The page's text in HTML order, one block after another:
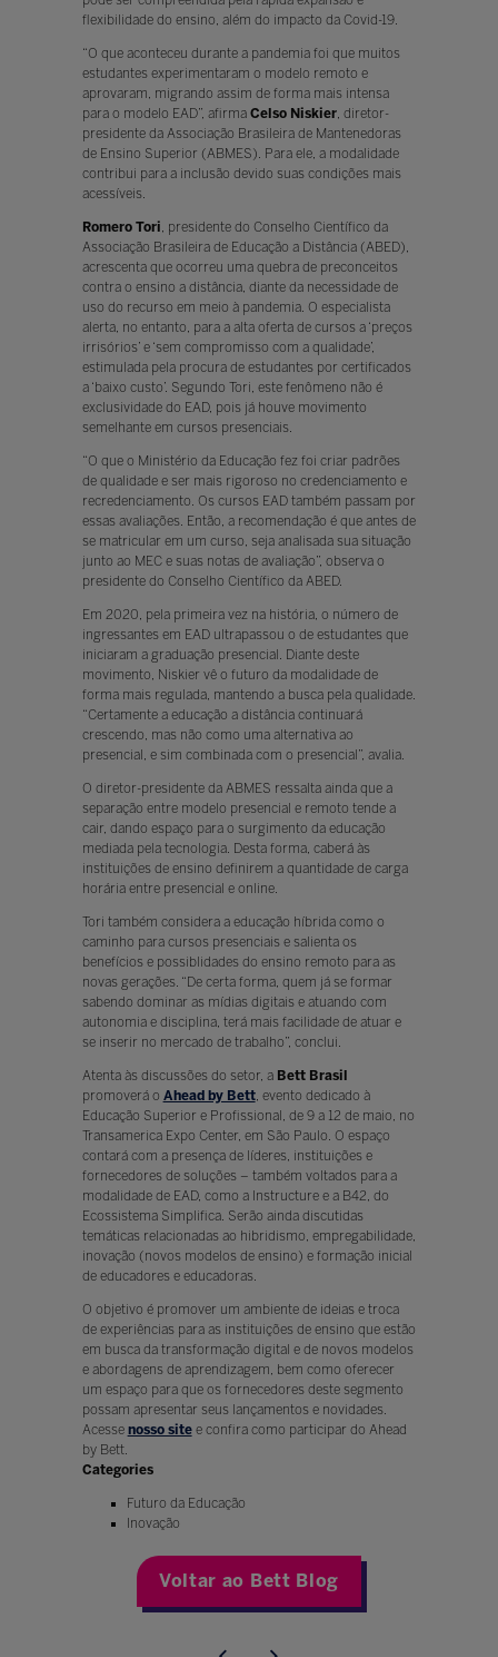
flexibilidade do ensino, além do impacto da Covid-19.
“O que aconteceu durante a pandemia foi que muitos
estudantes experimentaram o modelo remoto e
aprovaram, migrando assim de forma mais intensa
para o modelo EAD”, afirma Celso Niskier, diretor-
presidente da Associação Brasileira de Mantenedoras
de Ensino Superior (ABMES). Para ele, a modalidade
contribui para a inclusão devido suas condições mais
acessíveis.
Romero Tori, presidente do Conselho Científico da
Associação Brasileira de Educação a Distância (ABED),
acrescenta que ocorreu uma quebra de preconceitos
contra o ensino a distância, diante da necessidade de
uso do recurso em meio à pandemia. O especialista
alerta, no entanto, para a alta oferta de cursos a ‘preços
irrisórios’ e ‘sem compromisso com a qualidade’,
estimulada pela procura de estudantes por certificados
a ‘baixo custo’. Segundo Tori, este fenômeno não é
exclusividade do EAD, pois já houve movimento
semelhante em cursos presenciais.
“O que o Ministério da Educação fez foi criar padrões
de qualidade e ser mais rigoroso no credenciamento e
recredenciamento. Os cursos EAD também passam por
essas avaliações. Então, a recomendação é que antes de
se matricular em um curso, seja analisada sua situação
junto ao MEC e suas notas de avaliação”, observa o
presidente do Conselho Científico da ABED.
Em 2020, pela primeira vez na história, o número de
ingressantes em EAD ultrapassou o de estudantes que
iniciaram a graduação presencial. Diante deste
movimento, Niskier vê o futuro da modalidade de
forma mais regulada, mantendo a busca pela qualidade.
“Certamente a educação a distância continuará
crescendo, mas não como uma alternativa ao
presencial, e sim combinada com o presencial”, avalia.
O diretor-presidente da ABMES ressalta ainda que a
separação entre modelo presencial e remoto tende a
cair, dando espaço para o surgimento da educação
mediada pela tecnologia. Desta forma, caberá às
instituições de ensino definirem a quantidade de carga
horária entre presencial e online.
Tori também considera a educação híbrida como o
caminho para cursos presenciais e salienta os
benefícios e possiblidades do ensino remoto para as
novas gerações. “De certa forma, quem já se formar
sabendo dominar as mídias digitais e atuando com
autonomia e disciplina, terá mais facilidade de atuar e
se inserir no mercado de trabalho”, conclui.
Atenta às discussões do setor, a Bett Brasil
promoverá o Ahead by Bett, evento dedicado à
Educação Superior e Profissional, de 9 a 12 de maio, no
Transamerica Expo Center, em São Paulo. O espaço
contará com a presença de líderes, instituições e
fornecedores de soluções – também voltados para a
modalidade de EAD, como a Instructure e a B42, do
Ecossistema Simplifica. Serão ainda discutidas
temáticas relacionadas ao hibridismo, empregabilidade,
inovação (novos modelos de ensino) e formação inicial
de educadores e educadoras.
O objetivo é promover um ambiente de ideias e troca
de experiências para as instituições de ensino que estão
em busca da transformação digital e de novos modelos
e abordagens de aprendizagem, bem como oferecer
um espaço para que os fornecedores deste segmento
possam apresentar seus lançamentos e novidades.
Acesse nosso sitee confira como participar do Ahead
by Bett.
Categories
Futuro da Educação
Inovação
Voltar ao Bett Blog